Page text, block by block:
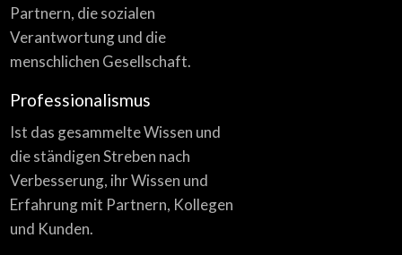
Partnern, die sozialen
Verantwortung und die
menschlichen Gesellschaft.
Professionalismus
Ist das gesammelte Wissen und
die ständigen Streben nach
Verbesserung, ihr Wissen und
Erfahrung mit Partnern, Kollegen
und Kunden.